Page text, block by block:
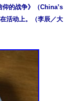
的战争》（China’s
活动上。（李辰／大